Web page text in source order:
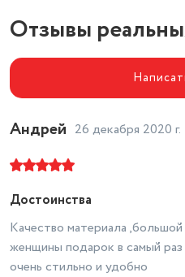
Отзывы
Андрей 26 декабря 2020 г.
Достоинства
Качество материала
женщины подарок в самый
очень стильно и удобно